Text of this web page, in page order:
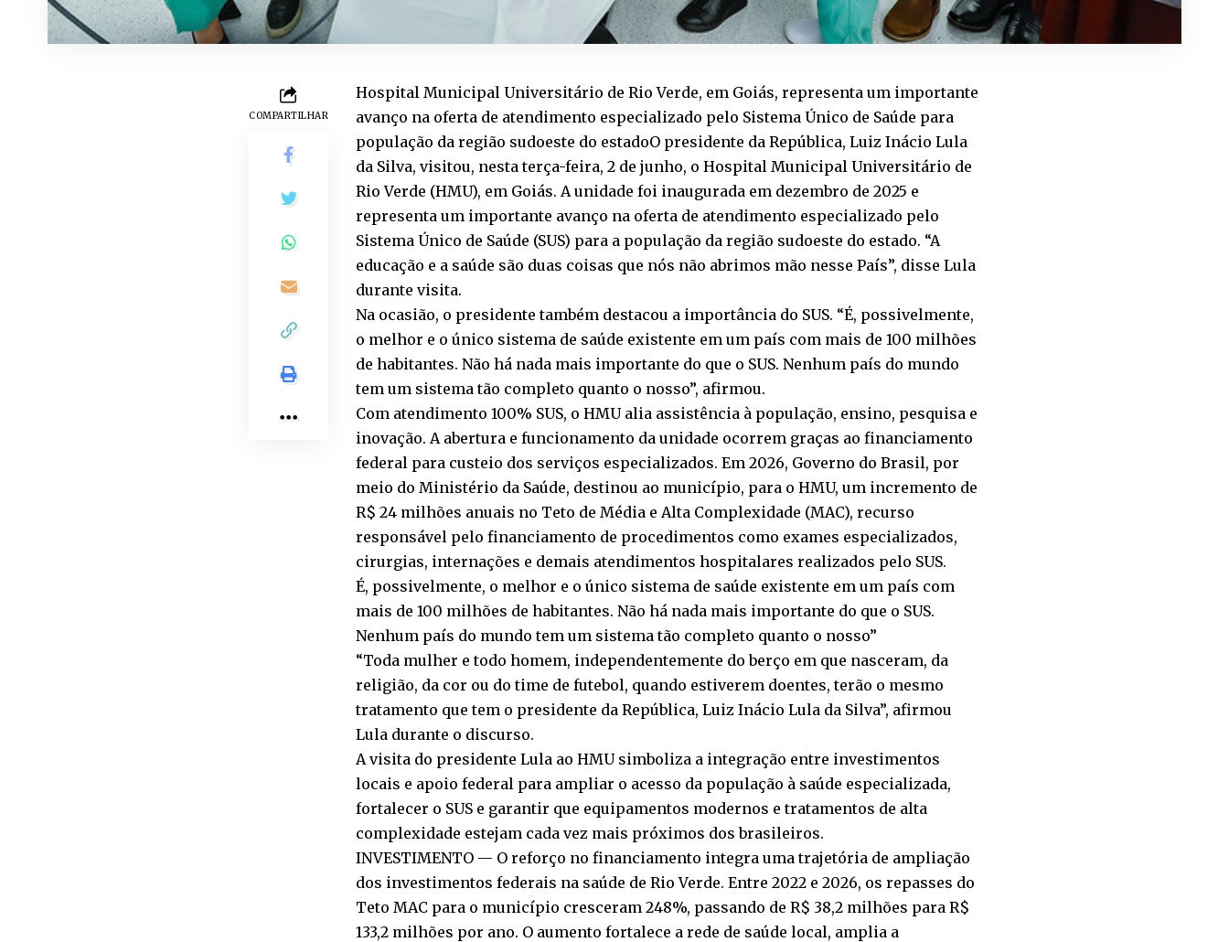
COMPARTILHAR
Hospital Municipal Universitário de Rio Verde, em Goiás, representa um importante
avanço na oferta de atendimento especializado pelo Sistema Único de Saúde para
população da região sudoeste do estadoO presidente da República, Luiz Inácio Lula
da Silva, visitou, nesta terça-feira, 2 de junho, o Hospital Municipal Universitário de
Rio Verde (HMU), em Goiás. A unidade foi inaugurada em dezembro de 2025 e
representa um importante avanço na oferta de atendimento especializado pelo
Sistema Único de Saúde (SUS) para a população da região sudoeste do estado. “A
educação e a saúde são duas coisas que nós não abrimos mão nesse País”, disse Lula
durante visita.
Na ocasião, o presidente também destacou a importância do SUS. “É, possivelmente,
o melhor e o único sistema de saúde existente em um país com mais de 100 milhões
de habitantes. Não há nada mais importante do que o SUS. Nenhum país do mundo
tem um sistema tão completo quanto o nosso”, afirmou.
Com atendimento 100% SUS, o HMU alia assistência à população, ensino, pesquisa e
inovação. A abertura e funcionamento da unidade ocorrem graças ao financiamento
federal para custeio dos serviços especializados. Em 2026, Governo do Brasil, por
meio do Ministério da Saúde, destinou ao município, para o HMU, um incremento de
R$ 24 milhões anuais no Teto de Média e Alta Complexidade (MAC), recurso
responsável pelo financiamento de procedimentos como exames especializados,
cirurgias, internações e demais atendimentos hospitalares realizados pelo SUS.
É, possivelmente, o melhor e o único sistema de saúde existente em um país com
mais de 100 milhões de habitantes. Não há nada mais importante do que o SUS.
Nenhum país do mundo tem um sistema tão completo quanto o nosso”
“Toda mulher e todo homem, independentemente do berço em que nasceram, da
religião, da cor ou do time de futebol, quando estiverem doentes, terão o mesmo
tratamento que tem o presidente da República, Luiz Inácio Lula da Silva”, afirmou
Lula durante o discurso.
A visita do presidente Lula ao HMU simboliza a integração entre investimentos
locais e apoio federal para ampliar o acesso da população à saúde especializada,
fortalecer o SUS e garantir que equipamentos modernos e tratamentos de alta
complexidade estejam cada vez mais próximos dos brasileiros.
INVESTIMENTO — O reforço no financiamento integra uma trajetória de ampliação
dos investimentos federais na saúde de Rio Verde. Entre 2022 e 2026, os repasses do
Teto MAC para o município cresceram 248%, passando de R$ 38,2 milhões para R$
133,2 milhões por ano. O aumento fortalece a rede de saúde local, amplia a